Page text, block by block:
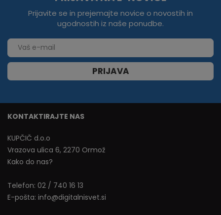
Prijavite se in prejemajte novice o novostih in
ugodnostih iz naše ponudbe.
PRIJAVA
KONTAKTIRAJTE NAS
KUPČIČ d.o.o
Vrazova ulica 6, 2270 Ormož
Kako do nas?
Telefon: 02 / 740 16 13
E-pošta: info@digitalnisvet.si